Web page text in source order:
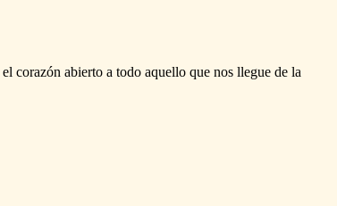
el corazón abierto a todo aquello que nos llegue de la